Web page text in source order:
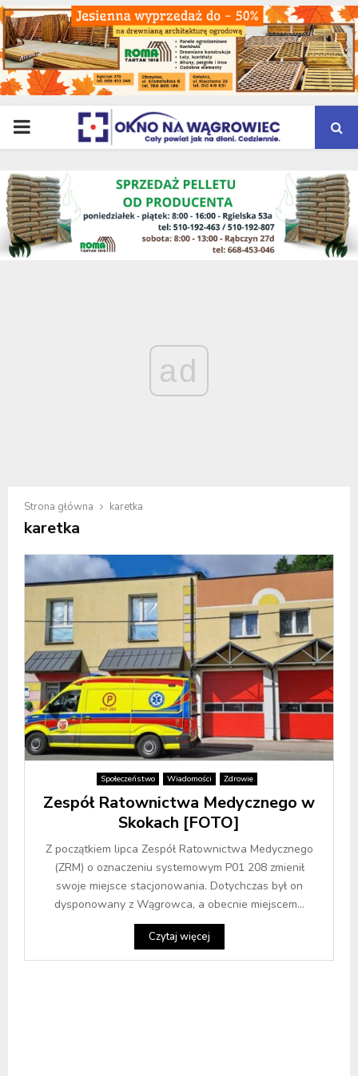
PRIMARY
MENU
ad
Strona główna karetka
karetka
Społeczeństwo Wiadomości Zdrowie
Zespół Ratownictwa Medycznego w
Skokach [FOTO]
Z początkiem lipca Zespół Ratownictwa Medycznego
(ZRM) o oznaczeniu systemowym P01 208 zmienił
swoje miejsce stacjonowania. Dotychczas był on
dysponowany z Wągrowca, a obecnie miejscem...
Czytaj więcej